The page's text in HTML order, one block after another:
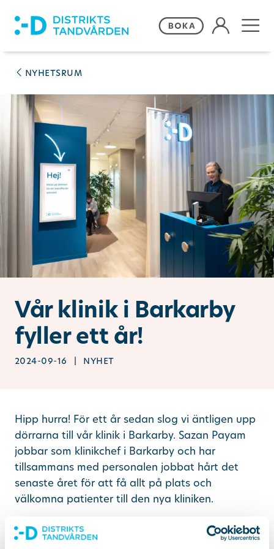
Våra behandlingar
Frågor och svar
Priser och erbjudanden
Om Distriktstandvården
Kontakta oss
Remiss
Ändra/avboka tid
Sök
Vår klinik i Barkarby
fyller ett år!
2024-09-16 | nyhet
nyhetsrum
Hipp hurra! För ett år sedan slog vi äntligen upp
dörrarna till vår klinik i Barkarby. Sazan Payam
jobbar som klinikchef i Barkarby och har
tillsammans med personalen jobbat hårt det
senaste året för att få allt på plats och
välkomna patienter till den nya kliniken.
Hur har det första året varit?